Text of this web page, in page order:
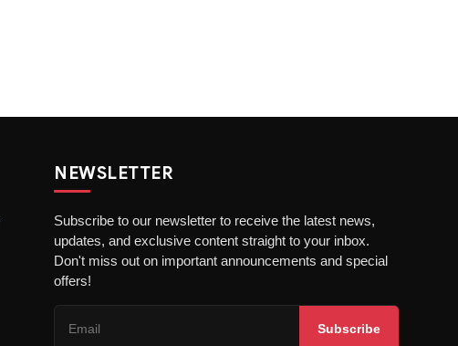
NEWSLETTER
Subscribe to our newsletter to receive the latest news,
updates, and exclusive content straight to your inbox.
Don't miss out on important announcements and special
offers!
Subscribe